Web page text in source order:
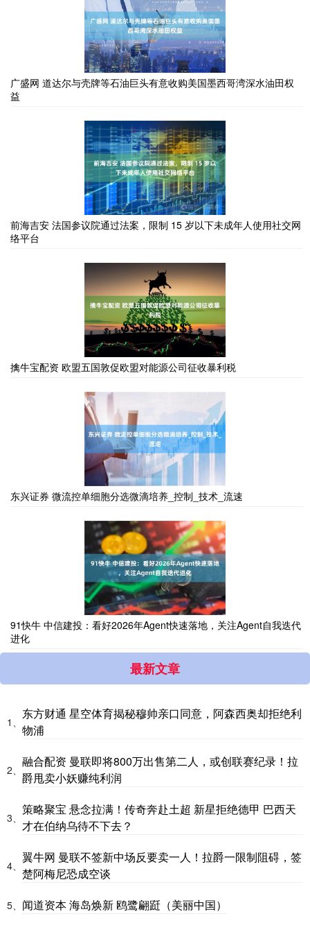
广盛网 道达尔与壳牌等石油巨头有意收购美国墨西哥湾深水油田权
益
前海吉安 法国参议院通过法案，限制 15 岁以下未成年人使用社交网
络平台
擒牛宝配资 欧盟五国敦促欧盟对能源公司征收暴利税
东兴证券 微流控单细胞分选微滴培养_控制_技术_流速
91快牛 中信建投：看好2026年Agent快速落地，关注Agent自我迭代
进化
最新文章
1、
东方财通 星空体育揭秘穆帅亲口同意，阿森西奥却拒绝利
物浦
2、
融合配资 曼联即将800万出售第二人，或创联赛纪录！拉
爵甩卖小妖赚纯利润
3、
策略聚宝 悬念拉满！传奇奔赴土超 新星拒绝德甲 巴西天
才在伯纳乌待不下去？
4、
翼牛网 曼联不签新中场反要卖一人！拉爵一限制阻碍，签
楚阿梅尼恐成空谈
5、 闻道资本 海岛焕新 鸥鹭翩跹（美丽中国）